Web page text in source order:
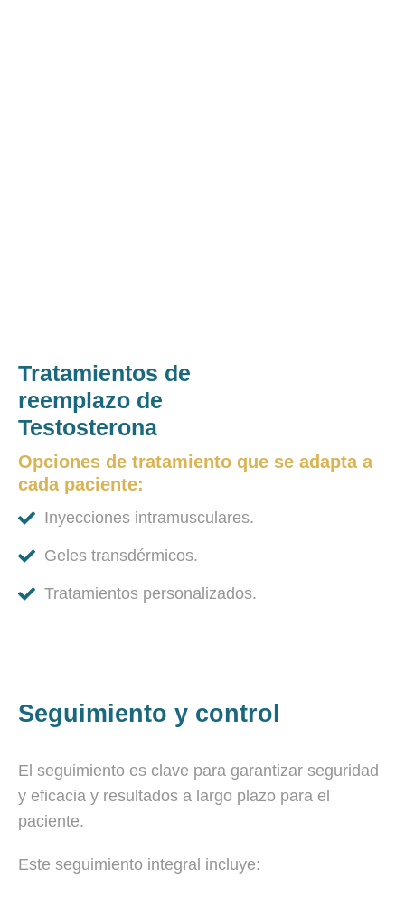
Tratamientos de
reemplazo de
Testosterona
Opciones de tratamiento que se adapta a
cada paciente:
Inyecciones intramusculares.
Geles transdérmicos.
Tratamientos personalizados.
Seguimiento y control
El seguimiento es clave para garantizar seguridad
y eficacia y resultados a largo plazo para el
paciente.
Este seguimiento integral incluye: